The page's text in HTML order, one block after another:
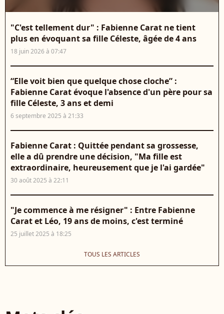
"C'est tellement dur" : Fabienne Carat ne tient
plus en évoquant sa fille Céleste, âgée de 4 ans
18 juin 2026 à 07:47
“Elle voit bien que quelque chose cloche” :
Fabienne Carat évoque l'absence d'un père pour sa
fille Céleste, 3 ans et demi
6 septembre 2025 à 21:33
Fabienne Carat : Quittée pendant sa grossesse,
elle a dû prendre une décision, "Ma fille est
extraordinaire, heureusement que je l'ai gardée"
30 août 2025 à 22:11
"Je commence à me résigner" : Entre Fabienne
Carat et Léo, 19 ans de moins, c'est terminé
25 juillet 2025 à 18:25
TOUS LES ARTICLES